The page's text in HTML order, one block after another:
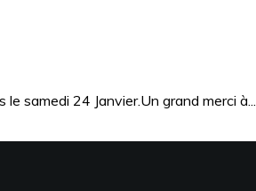
samedi 24 Janvier.Un grand merci à...